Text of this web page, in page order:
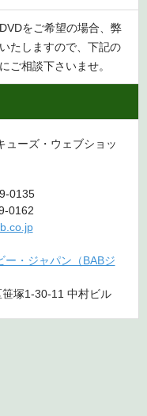
をご希望の場合、弊
たしますので、下記の
ご相談下さいませ。
ューズ・ウェブショッ
0135
0162
ー・ジャパン（BABジ
塚1-30-11 中村ビル